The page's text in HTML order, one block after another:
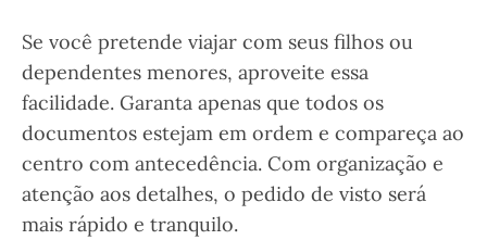
Se você pretende viajar com seus filhos ou
dependentes menores, aproveite essa
facilidade. Garanta apenas que todos os
documentos estejam em ordem e compareça ao
centro com antecedência. Com organização e
atenção aos detalhes, o pedido de visto será
mais rápido e tranquilo.